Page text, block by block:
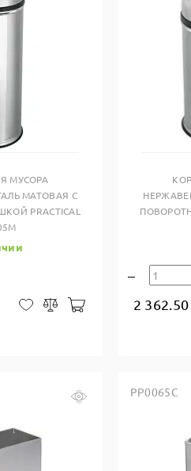
МУСОРА
МАТОВАЯ С
PRACTICAL
В закладки
СравнитьВ корзину2 362.50
PP0065C